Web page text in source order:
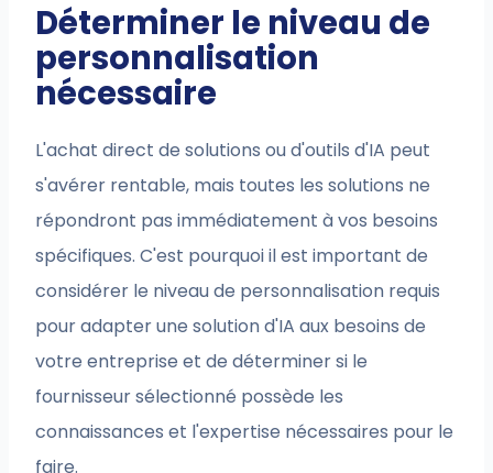
Déterminer le niveau de
personnalisation
nécessaire
L'achat direct de solutions ou d'outils d'IA peut
s'avérer rentable, mais toutes les solutions ne
répondront pas immédiatement à vos besoins
spécifiques. C'est pourquoi il est important de
considérer le niveau de personnalisation requis
pour adapter une solution d'IA aux besoins de
votre entreprise et de déterminer si le
fournisseur sélectionné possède les
connaissances et l'expertise nécessaires pour le
faire.